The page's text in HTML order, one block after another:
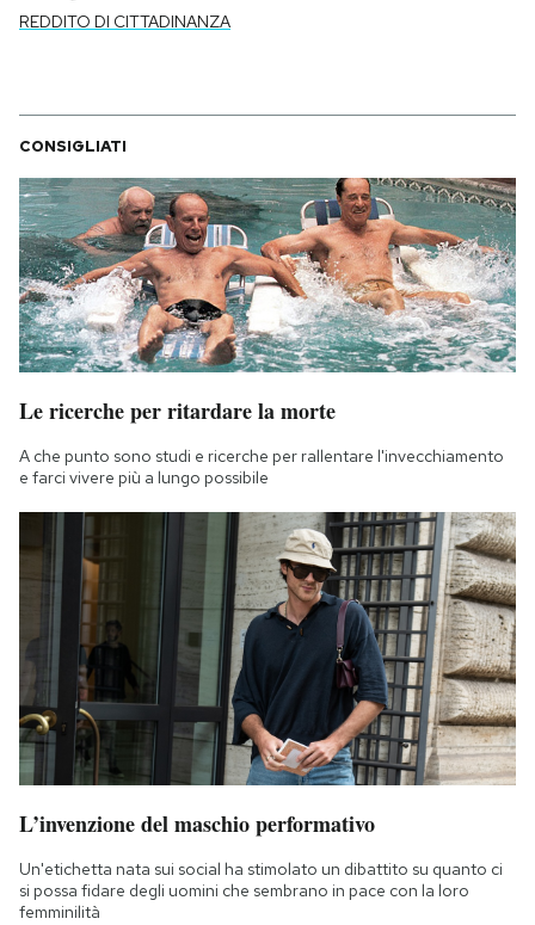
REDDITO DI CITTADINANZA
CONSIGLIATI
Le ricerche per ritardare la morte
A che punto sono studi e ricerche per rallentare l'invecchiamento
e farci vivere più a lungo possibile
L’invenzione del maschio performativo
Un'etichetta nata sui social ha stimolato un dibattito su quanto ci
si possa fidare degli uomini che sembrano in pace con la loro
femminilità